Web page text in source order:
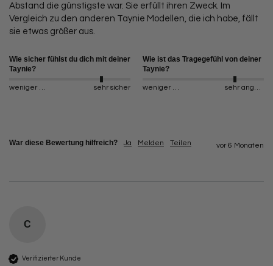
Abstand die günstigste war. Sie erfüllt ihren Zweck. Im
Vergleich zu den anderen Taynie Modellen, die ich habe, fällt
sie etwas größer aus.
Wie sicher fühlst du dich mit deiner
Taynie?
weniger sicher sehr sicher
Wie ist das Tragegefühl von deiner
Taynie?
weniger angenehm sehr angenehm
War diese Bewertung hilfreich? Ja Melden Teilen vor 6 Monaten
C
Verifizierter Kunde